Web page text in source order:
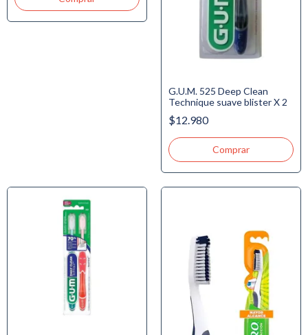
G.U.M. 525 Deep Clean
Technique suave blister X 2
$12.980